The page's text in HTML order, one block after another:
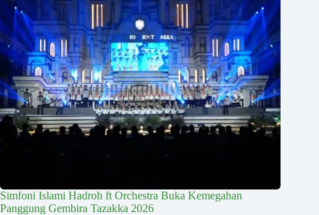
Simfoni Islami Hadroh ft Orchestra Buka Kemegahan
Panggung Gembira Tazakka 2026